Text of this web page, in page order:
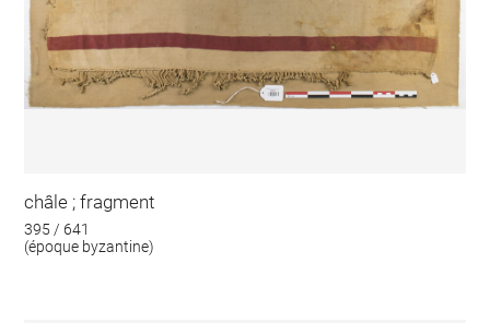
châle ; fragment
395 / 641
(époque byzantine)